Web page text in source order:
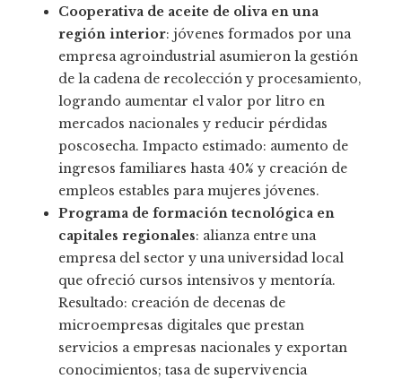
Cooperativa de aceite de oliva en una
región interior: jóvenes formados por una
empresa agroindustrial asumieron la gestión
de la cadena de recolección y procesamiento,
logrando aumentar el valor por litro en
mercados nacionales y reducir pérdidas
poscosecha. Impacto estimado: aumento de
ingresos familiares hasta 40% y creación de
empleos estables para mujeres jóvenes.
Programa de formación tecnológica en
capitales regionales: alianza entre una
empresa del sector y una universidad local
que ofreció cursos intensivos y mentoría.
Resultado: creación de decenas de
microempresas digitales que prestan
servicios a empresas nacionales y exportan
conocimientos; tasa de supervivencia